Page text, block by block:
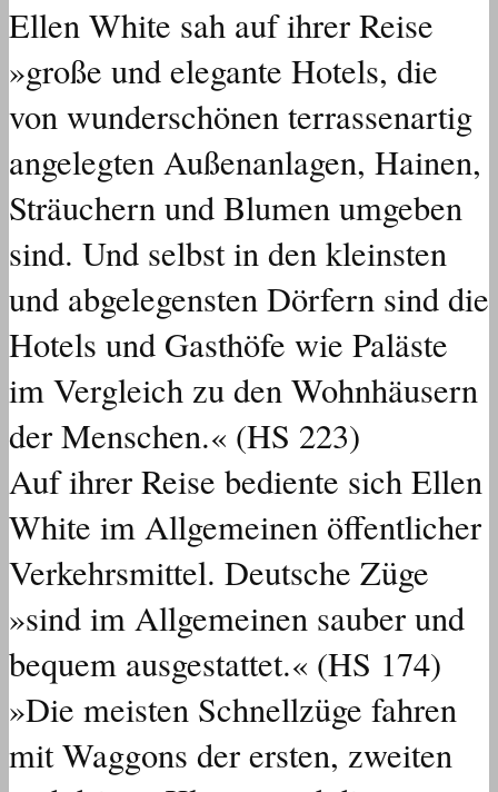
Ellen White sah auf ihrer Reise
»große und elegante Hotels, die
von wunderschönen terrassenartig
angelegten Außenanlagen, Hainen,
Sträuchern und Blumen umgeben
sind. Und selbst in den kleinsten
und abgelegensten Dörfern sind die
Hotels und Gasthöfe wie Paläste
im Vergleich zu den Wohnhäusern
der Menschen.« (HS 223)
Auf ihrer Reise bediente sich Ellen
White im Allgemeinen öffentlicher
Verkehrsmittel. Deutsche Züge
»sind im Allgemeinen sauber und
bequem ausgestattet.« (HS 174)
»Die meisten Schnellzüge fahren
mit Waggons der ersten, zweiten